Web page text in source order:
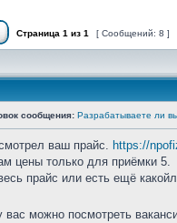
Страница 1 из 1 [ Сообщений: 8 ]
сообщения: Разрабатываете ли
ваш прайс. https://
цены только для приёмки 5.
прайс или есть ещё
вас можно посмотреть